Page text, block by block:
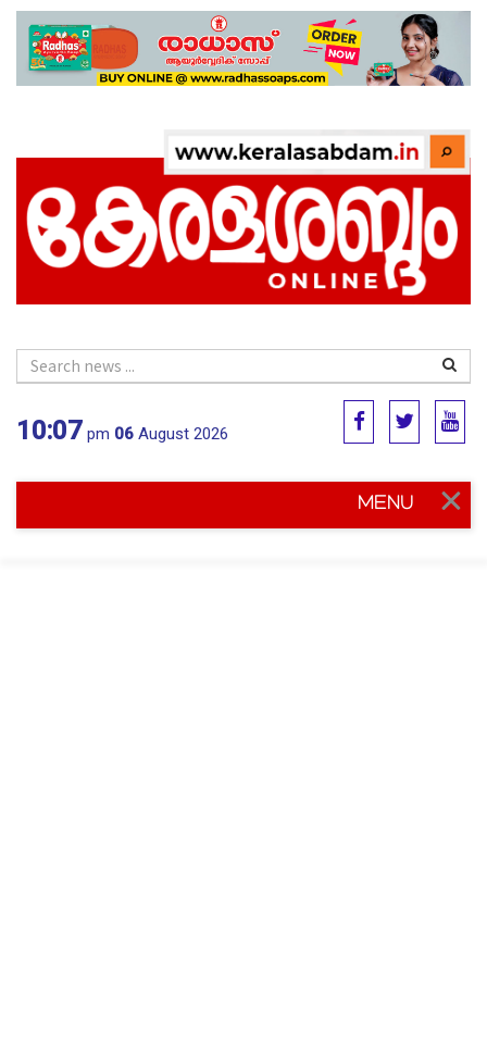
10:07 pm 06 August 2026
MENU